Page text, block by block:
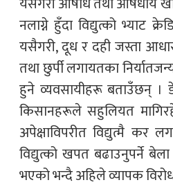
नलाग्ने हुँदा विद्युत्को भ्याट
यसैगरी, दूध र दही जस्ता
तथा छुर्पी लगायतका
हुने व्यवसायीहरू बताउँछन् ।
किसानहरूले सहुलियत
अपेक्षाविपरीत विद्युत्मै कर
विद्युत्को खपत बढाउनुपर्ने
भएको भन्दै अहिले व्यापक